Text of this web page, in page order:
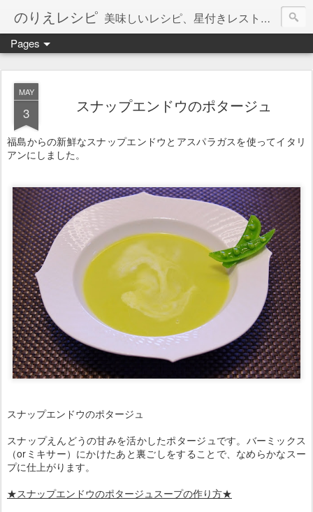
のりえレシピ 美味しいレシピ、星付きレストラン、絶品お取り寄せを紹介しています。
Pages
MAY
3 スナップエンドウのポタージュ
福島からの新鮮なスナップエンドウとアスパラガスを使ってイタリ
アンにしました。
スナップエンドウのポタージュ
スナップえんどうの甘みを活かしたポタージュです。バーミックス
（orミキサー）にかけたあと裏ごしをすることで、なめらかなスー
プに仕上がります。
★スナップエンドウのポタージュスープの作り方★